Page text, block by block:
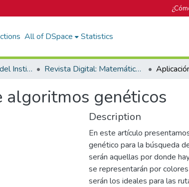
All of DSpace Statistics
Portal de Revistas del Instituto Tecnológico de Costa Rica Revista Digital: Matemática, Educación e Internet
algoritmos genéticos
Description
En este artículo
genético para la búsqueda
serán aquellas por donde
se representarán por
serán los ideales para las